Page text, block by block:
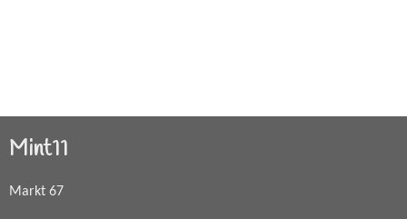
Mint11
Markt 67